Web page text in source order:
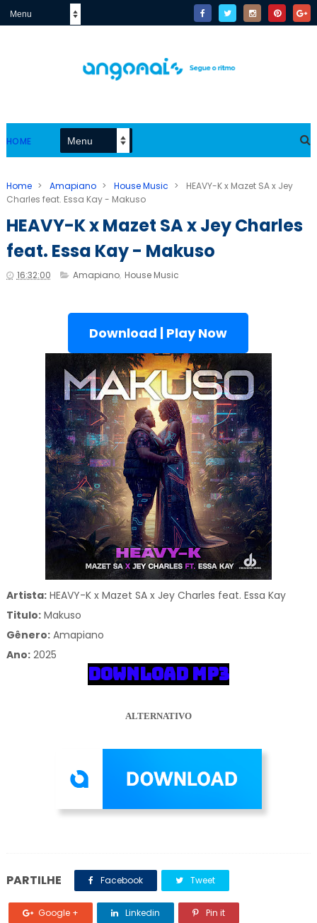
HOME
Home > Amapiano > House Music >
HEAVY-K x Mazet SA x Jey
Charles feat. Essa Kay - Makuso
HEAVY-K x Mazet SA x Jey Charles
feat. Essa Kay - Makuso
16:32:00 Amapiano, House Music
Download | Play Now
Artista:HEAVY-K x Mazet SA x Jey Charles feat. Essa Kay
Titulo:Makuso
Gênero: Amapiano
Ano:2025
DOWNLOAD MP3
ALTERNATIVO
PARTILHE Facebook Tweet
Google + Linkedin Pin it